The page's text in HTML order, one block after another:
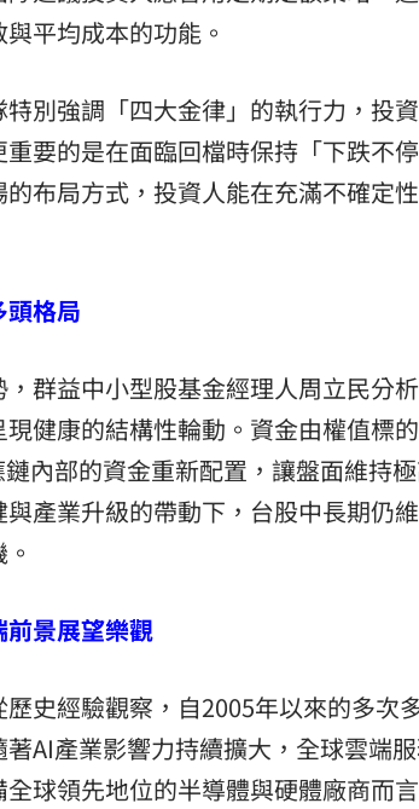
平均成本的功能。
別強調「四大金律」的執行力，投
要的是在面臨回檔時保持「下跌不
布局方式，投資人能在充滿不確定
格局
群益中小型股基金經理人周立民分
健康的結構性輪動。資金由權值標
內部的資金重新配置，讓盤面維持
產業升級的帶動下，台股中長期仍
景展望樂觀
歷史經驗觀察，自2005年以來的多次
AI產業影響力持續擴大，全球雲端服
全球領先地位的半導體與硬體廠商而